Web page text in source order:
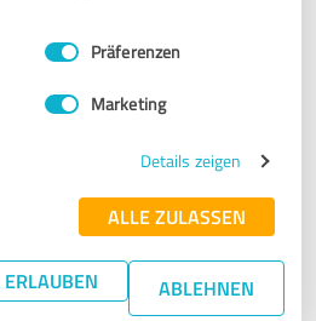
Präferenzen
Marketing
Details zeigen
ALLE ZULASSEN
ABLEHNEN
besten Seminare, an denen ich
auch in der Bewertung
nur ein theoretischer sondern
praktischer Anteil, indem
durchgespielt wurden. Das
auf den Teilnehmer abgestimmt
zugeschnitten. Die Ansätze
und der Erfolg hat sich im
Dieses Seminar kann ich